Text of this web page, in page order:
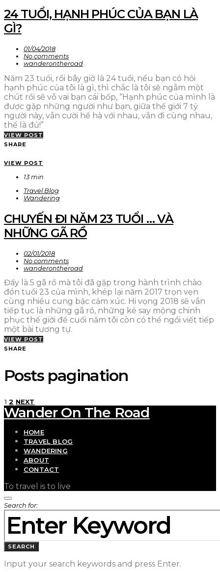
24 TUỔI, HẠNH PHÚC CỦA BẠN LÀ
GÌ?
01/04/2018
No comments
wanderontheroad
Năm 23 tuổi, rồi bây giờ là 24 tuổi, nếu bạn có hỏi
hạnh phúc của tôi là gì, thì chắc là tôi sẽ ngẫm một
chút rồi sẽ vỗ vai bạn cái bốp, “Hạnh phúc của mình là
được gặp những người như bạn, giữa thế giới 7 tỷ
người này, vẫn cười hề hà với nhau, vẫn đi cùng nhau,
thế là đủ!”
VIEW POST
SHARE
VIEW POST
13 min
Travel Blog
Wandering
CHUYẾN ĐI NĂM 23 TUỔI … VÀ
NHỮNG GÃ RỒ
02/01/2018
No comments
wanderontheroad
Đấy là 5 gã rồ mà tôi đã gặp trong hành trình chào
đón tuổi 23 của mình, khép lại năm 2017 trọn vẹn
cùng nhiều cung bậc cảm xúc. Hi vọng 2018 sẽ vẫn
tiếp tục là những gã rồ, những kẻ say mộng chinh
phục thế giới để cuối năm tôi còn có thể ngồi viết tiếp
một bài tương tự.
VIEW POST
SHARE
Posts pagination
1 2 NEXT
Wander On The Road
HOME
TRAVEL BLOG
WANDERING
ABOUT
CONTACT
To travel is to live
Search for:
SEARCH
Input your search keywords and press Enter.